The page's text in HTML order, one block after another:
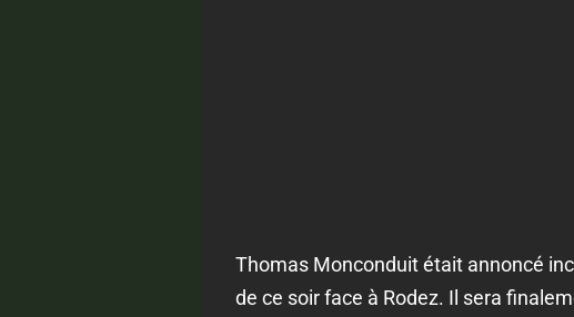
Thomas Monconduit était annoncé
de ce soir face à Rodez. Il sera